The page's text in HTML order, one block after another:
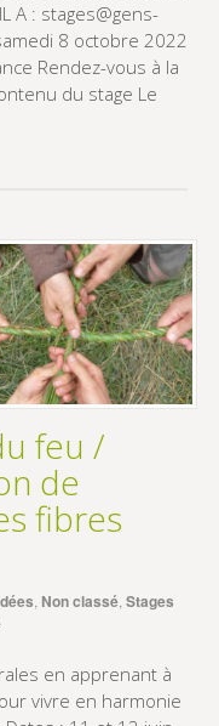
A : stages@gens-
8 octobre 2022
Rendez-vous à la
du stage Le
feu /
de
fibres
Non classé, Stages
en apprenant à
vivre en harmonie